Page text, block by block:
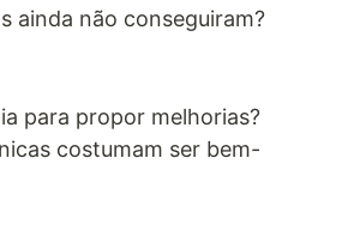
ainda não conseguiram?
para propor melhorias?
costumam ser bem-